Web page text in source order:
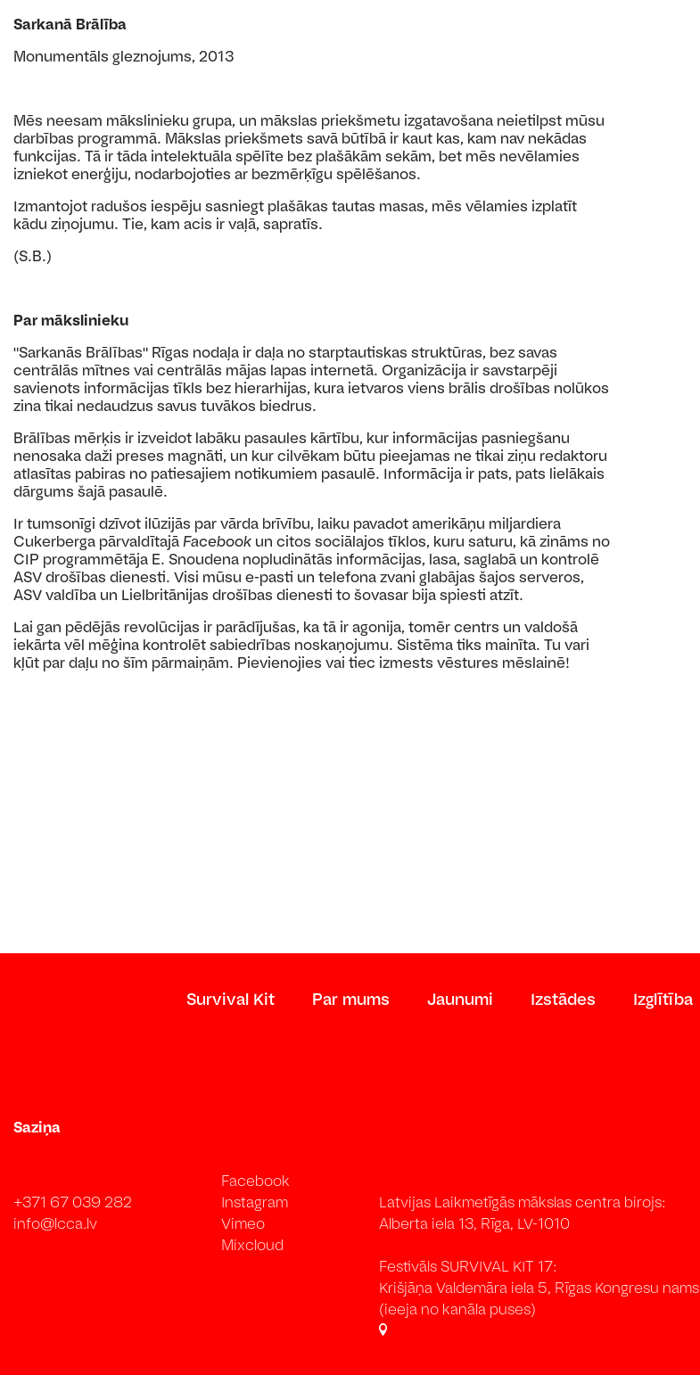
Sarkanā Brālība
Monumentāls gleznojums, 2013
Mēs neesam mākslinieku grupa, un mākslas priekšmetu izgatavošana neietilpst mūsu
darbības programmā. Mākslas priekšmets savā būtībā ir kaut kas, kam nav nekādas
funkcijas. Tā ir tāda intelektuāla spēlīte bez plašākām sekām, bet mēs nevēlamies
izniekot enerģiju, nodarbojoties ar bezmērķīgu spēlēšanos.
Izmantojot radušos iespēju sasniegt plašākas tautas masas, mēs vēlamies izplatīt
kādu ziņojumu. Tie, kam acis ir vaļā, sapratīs.
(S.B.)
Par mākslinieku
"Sarkanās Brālības" Rīgas nodaļa ir daļa no starptautiskas struktūras, bez savas
centrālās mītnes vai centrālās mājas lapas internetā. Organizācija ir savstarpēji
savienots informācijas tīkls bez hierarhijas, kura ietvaros viens brālis drošības nolūkos
zina tikai nedaudzus savus tuvākos biedrus.
Brālības mērķis ir izveidot labāku pasaules kārtību, kur informācijas pasniegšanu
nenosaka daži preses magnāti, un kur cilvēkam būtu pieejamas ne tikai ziņu redaktoru
atlasītas pabiras no patiesajiem notikumiem pasaulē. Informācija ir pats, pats lielākais
dārgums šajā pasaulē.
Ir tumsonīgi dzīvot ilūzijās par vārda brīvību, laiku pavadot amerikāņu miljardiera
Cukerberga pārvaldītajā Facebook un citos sociālajos tīklos, kuru saturu, kā zināms no
CIP programmētāja E. Snoudena nopludinātās informācijas, lasa, saglabā un kontrolē
ASV drošības dienesti. Visi mūsu e-pasti un telefona zvani glabājas šajos serveros,
ASV valdība un Lielbritānijas drošības dienesti to šovasar bija spiesti atzīt.
Lai gan pēdējās revolūcijas ir parādījušas, ka tā ir agonija, tomēr centrs un valdošā
iekārta vēl mēģina kontrolēt sabiedrības noskaņojumu. Sistēma tiks mainīta. Tu vari
kļūt par daļu no šīm pārmaiņām. Pievienojies vai tiec izmests vēstures mēslainē!
Survival Kit Par mums Jaunumi Izstādes Izglītība
Saziņa
+371 67 039 282
info@lcca.lv
Facebook
Instagram
Vimeo
Mixcloud
Latvijas Laikmetīgās mākslas centra birojs:
Alberta iela 13, Rīga, LV-1010
Festivāls SURVIVAL KIT 17:
Krišjāņa Valdemāra iela 5, Rīgas Kongresu nams
(ieeja no kanāla puses)